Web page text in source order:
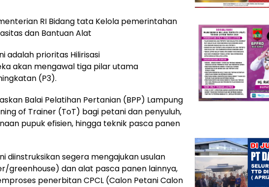
RI Bidang tata Kelola pemerintahan
dan Bantuan Alat
adalah prioritas Hilirisasi
akan mengawal tiga pilar utama
(P3).
Balai Pelatihan Pertanian (BPP) Lampung
of Trainer (ToT) bagi petani dan penyuluh,
pupuk efisien, hingga teknik pasca panen
diinstruksikan segera mengajukan usulan
greenhouse) dan alat pasca panen lainnya,
penerbitan CPCL (Calon Petani Calon